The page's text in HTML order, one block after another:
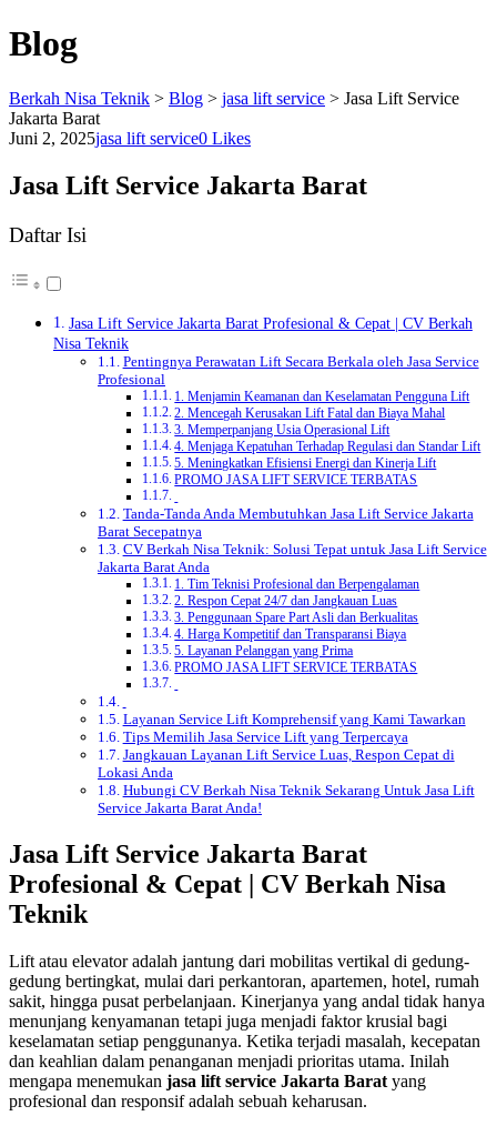
Blog
Berkah Nisa Teknik > Blog > jasa lift service > Jasa Lift Service
Jakarta Barat
Juni 2, 2025jasa lift service0 Likes
Jasa Lift Service Jakarta Barat
Daftar Isi
Jasa Lift Service Jakarta Barat Profesional & Cepat | CV Berkah
Nisa Teknik
Pentingnya Perawatan Lift Secara Berkala oleh Jasa Service
Profesional
1. Menjamin Keamanan dan Keselamatan Pengguna Lift
2. Mencegah Kerusakan Lift Fatal dan Biaya Mahal
3. Memperpanjang Usia Operasional Lift
4. Menjaga Kepatuhan Terhadap Regulasi dan Standar Lift
5. Meningkatkan Efisiensi Energi dan Kinerja Lift
PROMO JASA LIFT SERVICE TERBATAS
Tanda-Tanda Anda Membutuhkan Jasa Lift Service Jakarta
Barat Secepatnya
CV Berkah Nisa Teknik: Solusi Tepat untuk Jasa Lift Service
Jakarta Barat Anda
1. Tim Teknisi Profesional dan Berpengalaman
2. Respon Cepat 24/7 dan Jangkauan Luas
3. Penggunaan Spare Part Asli dan Berkualitas
4. Harga Kompetitif dan Transparansi Biaya
5. Layanan Pelanggan yang Prima
PROMO JASA LIFT SERVICE TERBATAS
Layanan Service Lift Komprehensif yang Kami Tawarkan
Tips Memilih Jasa Service Lift yang Terpercaya
Jangkauan Layanan Lift Service Luas, Respon Cepat di
Lokasi Anda
Hubungi CV Berkah Nisa Teknik Sekarang Untuk Jasa Lift
Service Jakarta Barat Anda!
Jasa Lift Service Jakarta Barat
Profesional & Cepat | CV Berkah Nisa
Teknik
Lift atau elevator adalah jantung dari mobilitas vertikal di gedung-
gedung bertingkat, mulai dari perkantoran, apartemen, hotel, rumah
sakit, hingga pusat perbelanjaan. Kinerjanya yang andal tidak hanya
menunjang kenyamanan tetapi juga menjadi faktor krusial bagi
keselamatan setiap penggunanya. Ketika terjadi masalah, kecepatan
dan keahlian dalam penanganan menjadi prioritas utama. Inilah
mengapa menemukan jasa lift service Jakarta Barat yang
profesional dan responsif adalah sebuah keharusan.